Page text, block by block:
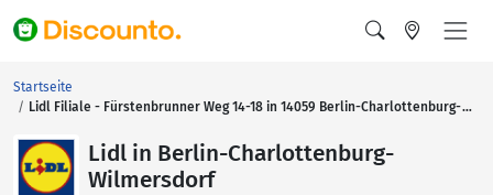
Startseite
Lidl Filiale - Fürstenbrunner Weg 14-18 in 14059 Berlin-Charlottenburg-
Lidl in Berlin-Charlottenburg-
Wilmersdorf